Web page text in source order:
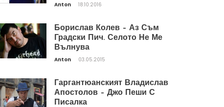
Anton 18.10.2016
Борислав Колев – Аз Съм
Градски Пич. Селото Не Ме
Вълнува
Anton 03.05.2015
Гаргантюанският Владислав
Апостолов – Джо Пеши С
Писалка